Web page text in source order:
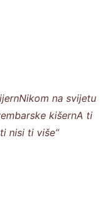
na svijetu
kišernA ti
nisi ti više“